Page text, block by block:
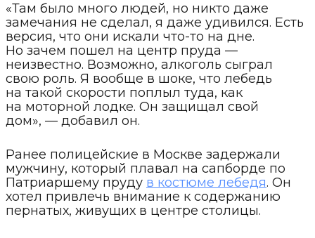
«Там было много людей, но никто даже
замечания не сделал, я даже удивился. Есть
версия, что они искали что-то на дне.
Но зачем пошел на центр пруда —
неизвестно. Возможно, алкоголь сыграл
свою роль. Я вообще в шоке, что лебедь
на такой скорости поплыл туда, как
на моторной лодке. Он защищал свой
дом», — добавил он.
Ранее полицейские в Москве задержали
мужчину, который плавал на сапборде по
Патриаршему пруду в костюме лебедя. Он
хотел привлечь внимание к содержанию
пернатых, живущих в центре столицы.